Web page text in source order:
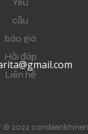
cầu
báo giá
Hỏi đáp
Liên hệ
© 2022